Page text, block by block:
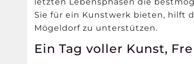
Sie für ein Kunstwerk bieten, hilft
Mögeldorf zu unterstützen.
Ein Tag voller Kunst,